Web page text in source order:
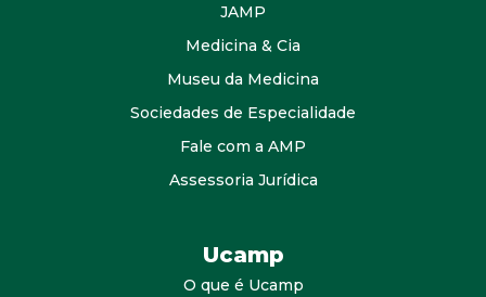
JAMP
Medicina & Cia
Museu da Medicina
Sociedades de Especialidade
Fale com a AMP
Assessoria Jurídica
Ucamp
O que é Ucamp